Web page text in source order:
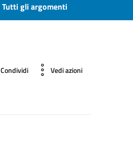
Tutti gli argomenti
Condividi Vedi azioni